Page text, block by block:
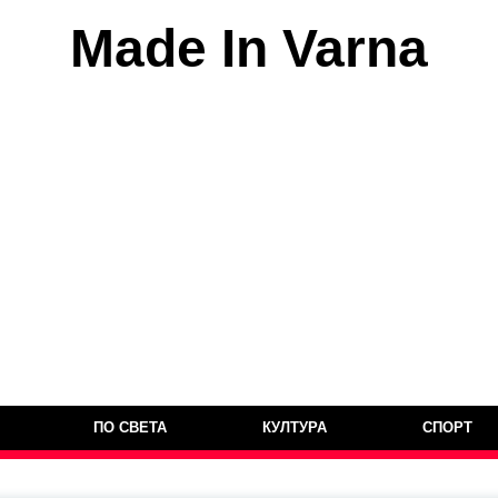
Made In Varna
ПО СВЕТА КУЛТУРА СПОРТ